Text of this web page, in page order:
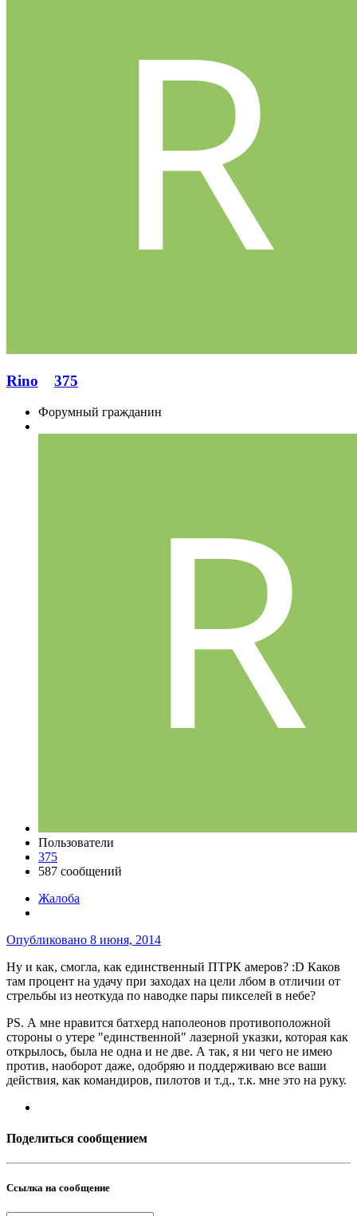
Rino 375
Форумный гражданин
Пользователи
375
587 сообщений
Жалоба
Опубликовано 8 июня, 2014
Ну и как, смогла, как единственный ПТРК амеров? :D Каков
там процент на удачу при заходах на цели лбом в отличии от
стрельбы из неоткуда по наводке пары пикселей в небе?
PS. А мне нравится батхерд наполеонов противоположной
стороны о утере "единственной" лазерной указки, которая как
открылось, была не одна и не две. А так, я ни чего не имею
против, наоборот даже, одобряю и поддерживаю все ваши
действия, как командиров, пилотов и т.д., т.к. мне это на руку.
Поделиться сообщением
Ссылка на сообщение